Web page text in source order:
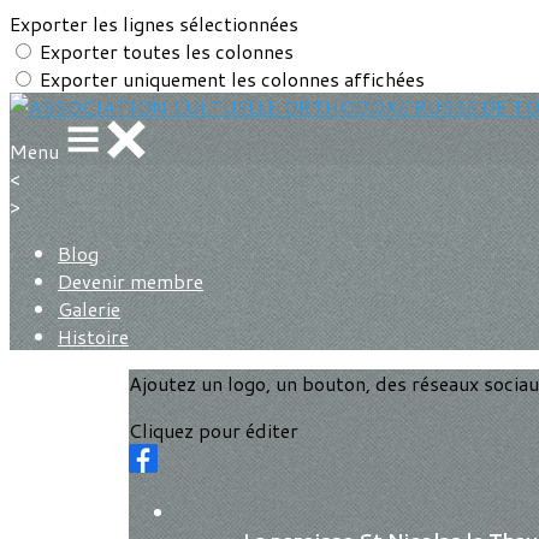
Exporter les lignes sélectionnées
Exporter toutes les colonnes
Exporter uniquement les colonnes affichées
Menu
<
>
Blog
Devenir membre
Galerie
Histoire
Ajoutez un logo, un bouton, des réseaux
Cliquez pour éditer